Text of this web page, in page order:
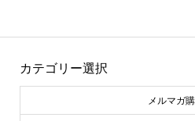
カテゴリー選択
メルマガ